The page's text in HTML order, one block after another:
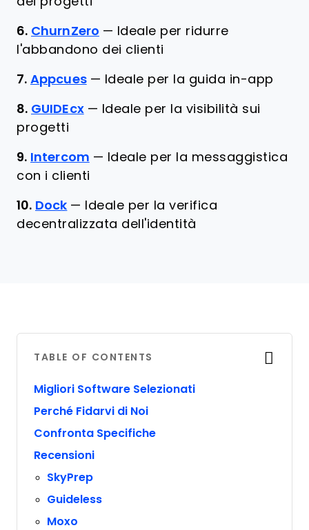
6. ChurnZero — Ideale per ridurre
l'abbandono dei clienti
7. Appcues — Ideale per la guida in-app
8. GUIDEcx — Ideale per la visibilità sui
progetti
9. Intercom — Ideale per la messaggistica
con i clienti
10. Dock —
Ideale per la verifica
decentralizzata dell'identità
TABLE OF CONTENTS
Migliori Software Selezionati
Perché Fidarvi di Noi
Confronta Specifiche
Recensioni
SkyPrep
Guideless
Moxo